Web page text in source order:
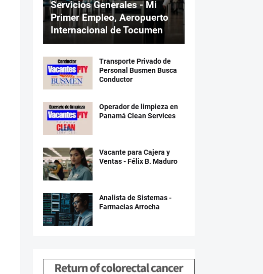
Servicios Generales - Mi
Primer Empleo, Aeropuerto
Internacional de Tocumen
Transporte Privado de
Personal Busmen Busca
Conductor
Operador de limpieza en
Panamá Clean Services
Vacante para Cajera y
Ventas - Félix B. Maduro
Analista de Sistemas -
Farmacias Arrocha